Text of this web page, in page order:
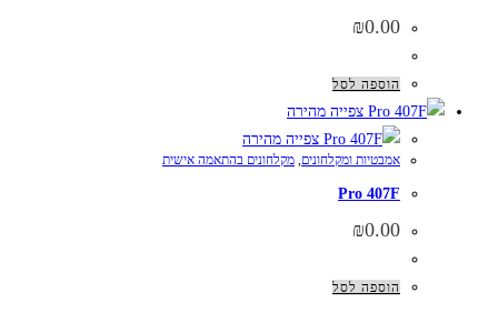
₪0.00
הוספה לסל
צפייה מהירה
צפייה מהירה
אמבטיות ומקלחונים, מקלחונים בהתאמה אישית
Pro 407F
₪0.00
הוספה לסל